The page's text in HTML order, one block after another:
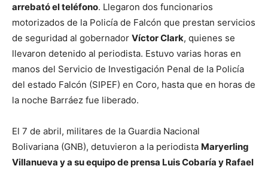
arrebató el teléfono. Llegaron dos funcionarios
motorizados de la Policía de Falcón que prestan servicios
de seguridad al gobernador Víctor Clark, quienes se
llevaron detenido al periodista. Estuvo varias horas en
manos del Servicio de Investigación Penal de la Policía
del estado Falcón (SIPEF) en Coro, hasta que en horas de
la noche Barráez fue liberado.
El 7 de abril, militares de la Guardia Nacional
Bolivariana (GNB), detuvieron a la periodista Maryerling
Villanueva y a su equipo de prensa Luis Cobaría y Rafael